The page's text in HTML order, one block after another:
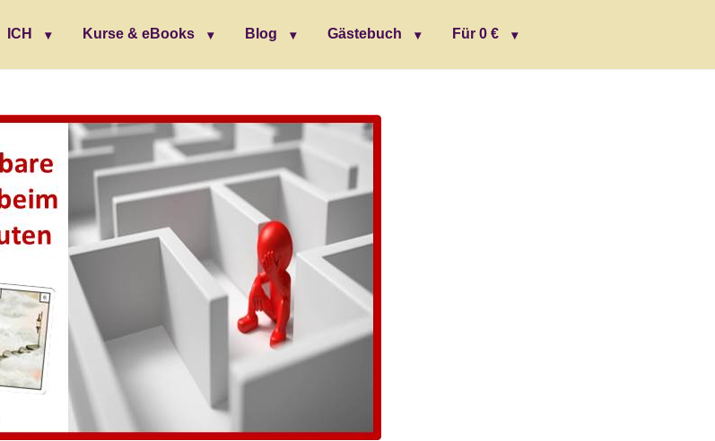
ICH Kurse & eBooks Blog Gästebuch Für 0 €